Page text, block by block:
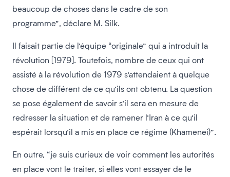
beaucoup de choses dans le cadre de son
programme”, déclare M. Silk.
Il faisait partie de l’équipe “originale” qui a introduit la
révolution [1979]. Toutefois, nombre de ceux qui ont
assisté à la révolution de 1979 s’attendaient à quelque
chose de différent de ce qu’ils ont obtenu. La question
se pose également de savoir s’il sera en mesure de
redresser la situation et de ramener l’Iran à ce qu’il
espérait lorsqu’il a mis en place ce régime (Khamenei)”.
En outre, “je suis curieux de voir comment les autorités
en place vont le traiter, si elles vont essayer de le